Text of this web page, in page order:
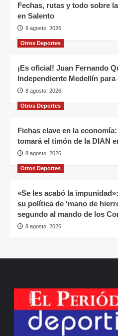
Fechas, rutas y todo sobre
en Salento
9 agosto, 2026
Otros Deportes
¡Es oficial! Juan Fernando
Independiente Medellín
8 agosto, 2026
Otros Deportes
Fichas clave en la
tomará el timón de la DIAN
8 agosto, 2026
Otros Deportes
«Se les acabó la
su política de ‘mano de
segundo al mando de los
8 agosto, 2026